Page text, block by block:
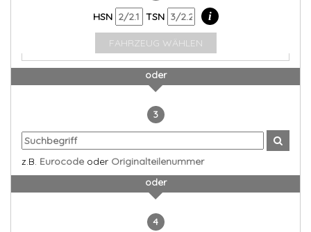
HSN
TSN i
FAHRZEUG WÄHLEN
oder
3
z.B. Eurocode oder Originalteilenummer
oder
4